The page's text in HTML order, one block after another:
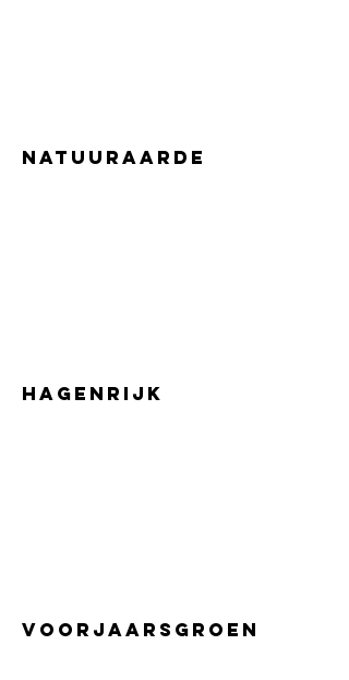
NATUURAARDE
HAGENRIJK
Voorjaarsgroen